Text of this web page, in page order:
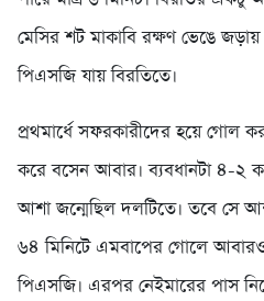
মেসির শট মাকাবি রক্ষণ ভেঙে
পিএসজি যায় বিরতিতে।
প্রথমার্ধে সফরকারীদের হয়ে গোল
করে বসেন আবার। ব্যবধানটা ৪-২
আশা জন্মেছিল দলটিতে। তবে সে
৬৪ মিনিটে এমবাপের গোলে
পিএসজি। এরপর নেইমারের পাস